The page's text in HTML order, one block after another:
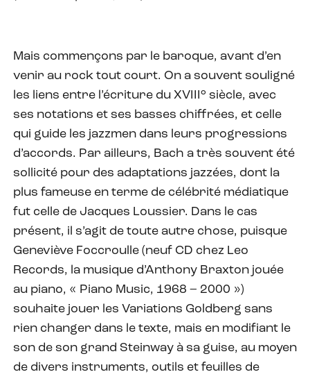
Mais commençons par le baroque, avant d’en
venir au rock tout court. On a souvent souligné
les liens entre l’écriture du XVIII° siècle, avec
ses notations et ses basses chiffrées, et celle
qui guide les jazzmen dans leurs progressions
d’accords. Par ailleurs, Bach a très souvent été
sollicité pour des adaptations jazzées, dont la
plus fameuse en terme de célébrité médiatique
fut celle de Jacques Loussier. Dans le cas
présent, il s’agit de toute autre chose, puisque
Geneviève Foccroulle (neuf CD chez Leo
Records, la musique d’Anthony Braxton jouée
au piano, « Piano Music, 1968 – 2000 »)
souhaite jouer les Variations Goldberg sans
rien changer dans le texte, mais en modifiant le
son de son grand Steinway à sa guise, au moyen
de divers instruments, outils et feuilles de